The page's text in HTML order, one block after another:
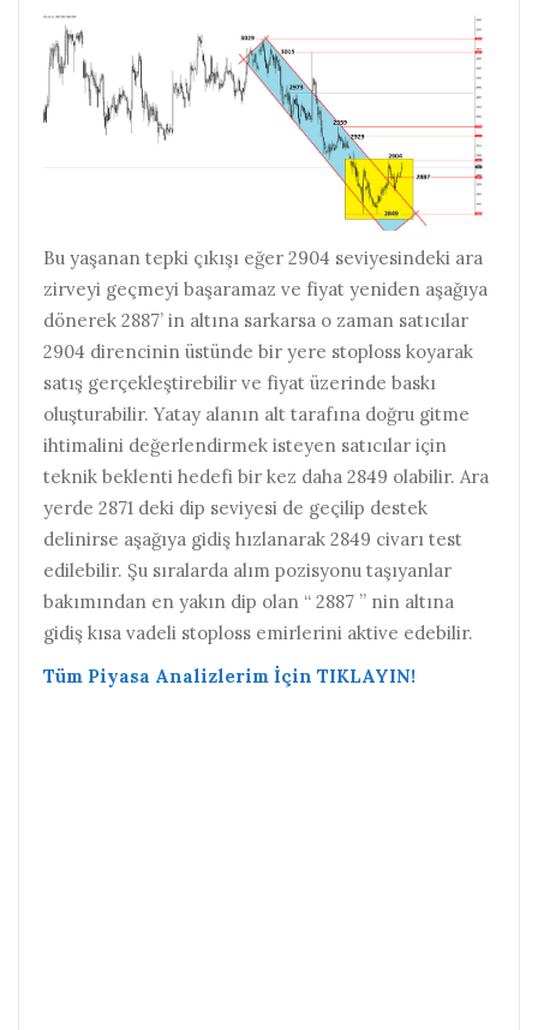
Bu yaşanan tepki çıkışı eğer 2904 seviyesindeki ara
zirveyi geçmeyi başaramaz ve fiyat yeniden aşağıya
dönerek 2887’ in altına sarkarsa o zaman satıcılar
2904 direncinin üstünde bir yere stoploss koyarak
satış gerçekleştirebilir ve fiyat üzerinde baskı
oluşturabilir. Yatay alanın alt tarafına doğru gitme
ihtimalini değerlendirmek isteyen satıcılar için
teknik beklenti hedefi bir kez daha 2849 olabilir. Ara
yerde 2871 deki dip seviyesi de geçilip destek
delinirse aşağıya gidiş hızlanarak 2849 civarı test
edilebilir. Şu sıralarda alım pozisyonu taşıyanlar
bakımından en yakın dip olan “ 2887 ” nin altına
gidiş kısa vadeli stoploss emirlerini aktive edebilir.
Tüm Piyasa Analizlerim İçin TIKLAYIN!